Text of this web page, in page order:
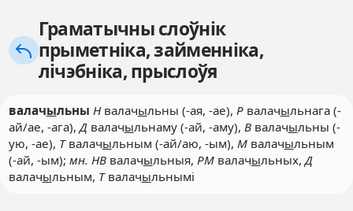
Граматычны слоўнік
прыметніка, займенніка,
лічэбніка, прыслоўя
валачыльны Нвалачыльны (-ая, -ае), Рвалачыльнага (-
ай/ае, -ага),Двалачыльнаму (-ай, -аму), Ввалачыльны (-
ую, -ае), Твалачыльным (-ай/аю, -ым), Мвалачыльным
(-ай, -ым); мн. НВвалачыльныя, РМвалачыльных,Д
валачыльным, Твалачыльнымі